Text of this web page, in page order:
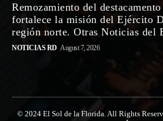
Remozamiento del
fortalece la misión del Ejército
región norte. Otras Noticias del
NOTICIAS RD August 7, 2026
© 2024 El Sol de la Florida. All Rights